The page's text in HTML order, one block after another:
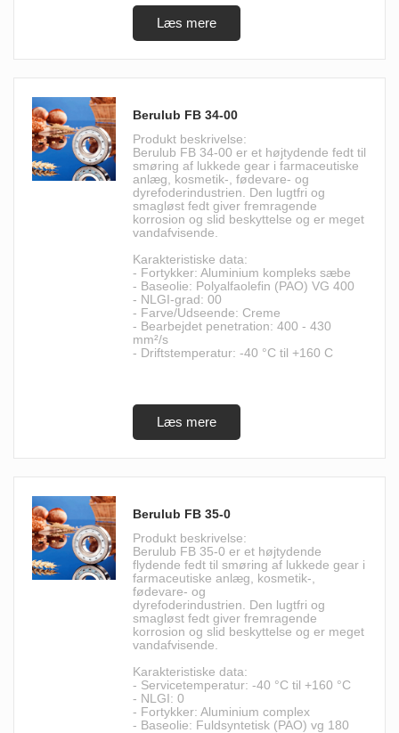
Berulub FB 34-00
Produkt beskrivelse:
Berulub FB 34-00 er et højtydende fedt til
smøring af lukkede gear i farmaceutiske
anlæg, kosmetik-, fødevare- og
dyrefoderindustrien. Den lugtfri og
smagløst fedt giver fremragende
korrosion og slid beskyttelse og er meget
vandafvisende.
Karakteristiske data:
- Fortykker: Aluminium kompleks sæbe
- Baseolie: Polyalfaolefin (PAO) VG 400
- NLGI-grad: 00
- Farve/Udseende: Creme
- Bearbejdet penetration: 400 - 430
mm²/s
- Driftstemperatur: -40 °C til +160 C
Berulub FB 35-0
Produkt beskrivelse:
Berulub FB 35-0 er et højtydende
flydende fedt til smøring af lukkede gear i
farmaceutiske anlæg, kosmetik-,
fødevare- og
dyrefoderindustrien. Den lugtfri og
smagløst fedt giver fremragende
korrosion og slid beskyttelse og er meget
vandafvisende.
Karakteristiske data:
- Servicetemperatur: -40 °C til +160 °C
- NLGI: 0
- Fortykker: Aluminium complex
- Baseolie: Fuldsyntetisk (PAO) vg 180